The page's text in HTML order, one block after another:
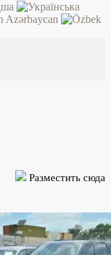
Azərbaycan
Разместить сюда